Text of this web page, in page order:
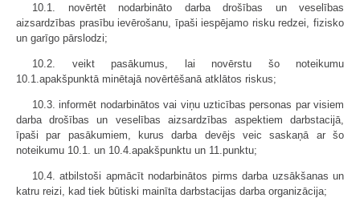
10.1. novērtēt nodarbināto darba drošības un veselības
aizsardzības prasību ievērošanu, īpaši iespējamo risku redzei, fizisko
un garīgo pārslodzi;
10.2. veikt pasākumus, lai novērstu šo noteikumu
10.1.apakšpunktā minētajā novērtēšanā atklātos riskus;
10.3. informēt nodarbinātos vai viņu uzticības personas par visiem
darba drošības un veselības aizsardzības aspektiem darbstacijā,
īpaši par pasākumiem, kurus darba devējs veic saskaņā ar šo
noteikumu 10.1. un 10.4.apakšpunktu un 11.punktu;
10.4. atbilstoši apmācīt nodarbinātos pirms darba uzsākšanas un
katru reizi, kad tiek būtiski mainīta darbstacijas darba organizācija;